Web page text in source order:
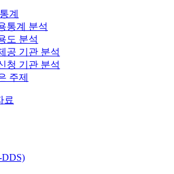
계
통계 분석
도 분석
공 기관 분석
청 기관 분석
주제
료